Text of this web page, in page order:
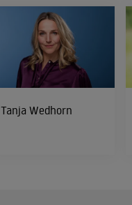
Tanja Wedhorn